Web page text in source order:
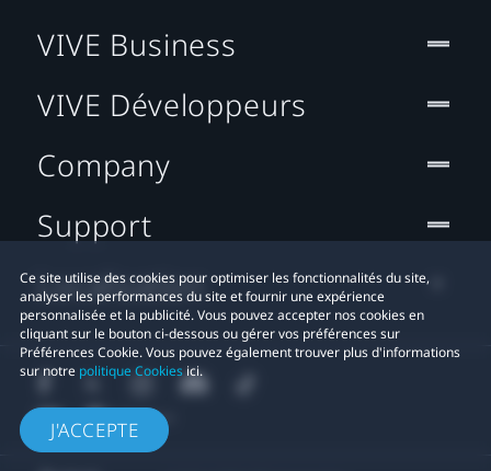
Ce site utilise des cookies pour optimiser les fonctionnalités du site,
analyser les performances du site et fournir une expérience
personnalisée et la publicité. Vous pouvez accepter nos cookies en
cliquant sur le bouton ci-dessous ou gérer vos préférences sur
Préférences Cookie. Vous pouvez également trouver plus d'informations
sur notre politique Cookiesici.
J'ACCEPTE
VIVE Business
VIVE Développeurs
Company
Support
Localisation